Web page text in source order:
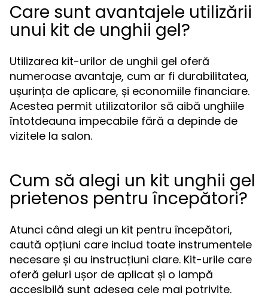
Care sunt avantajele utilizării
unui kit de unghii gel?
Utilizarea kit-urilor de unghii gel oferă
numeroase avantaje, cum ar fi durabilitatea,
ușurința de aplicare, și economiile financiare.
Acestea permit utilizatorilor să aibă unghiile
întotdeauna impecabile fără a depinde de
vizitele la salon.
Cum să alegi un kit unghii gel
prietenos pentru începători?
Atunci când alegi un kit pentru începători,
caută opțiuni care includ toate instrumentele
necesare și au instrucțiuni clare. Kit-urile care
oferă geluri ușor de aplicat și o lampă
accesibilă sunt adesea cele mai potrivite.